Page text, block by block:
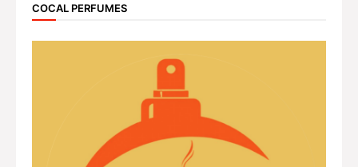
COCAL PERFUMES